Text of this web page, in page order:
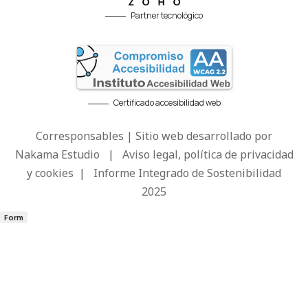
Partner tecnológico
Certificado accesibilidad web
Corresponsables | Sitio web desarrollado por
Nakama Estudio | Aviso legal, política de privacidad
y cookies | Informe Integrado de Sostenibilidad
2025
Form